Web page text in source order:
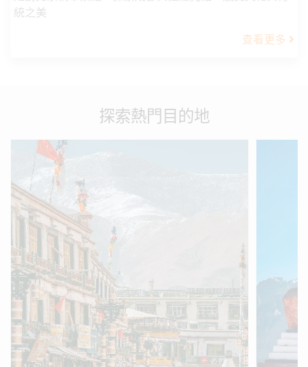
統之美
查看更多
探索熱門目的地